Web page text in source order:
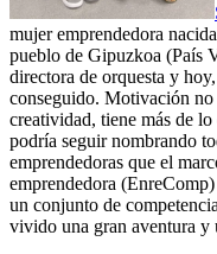
mujer emprendedora
pueblo de Gipuzkoa (País
directora de orquesta y
conseguido. Motivación no
creatividad, tiene más de
podría seguir nombrando
emprendedoras que el
emprendedora
un conjunto de
vivido una gran aventura